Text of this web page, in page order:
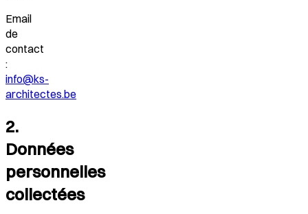
Email
de
contact
:
info@ks-
architectes.be
2.
Données
personnelles
collectées